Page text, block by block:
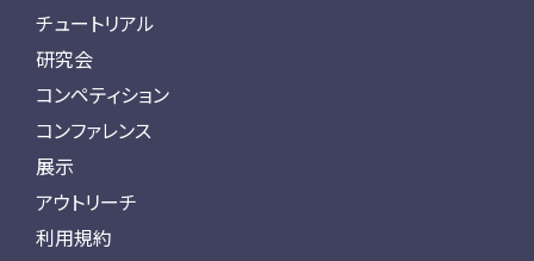
チュートリアル
研究会
コンペティション
コンファレンス
展示
アウトリーチ
利用規約